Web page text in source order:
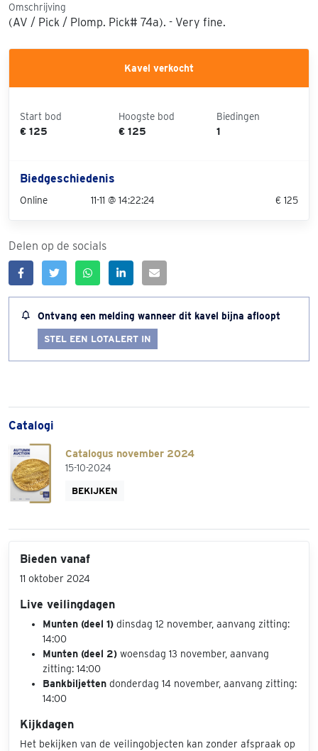
Omschrijving
(AV / Pick / Plomp. Pick# 74a). - Very fine.
Kavel verkocht
Start bod
€ 125
Hoogste bod
€ 125
Biedingen
1
Biedgeschiedenis
Online 11-11 @ 14:22:24 € 125
Delen op de socials
Ontvang een melding wanneer dit kavel bijna afloopt
STEL EEN LOTALERT IN
Catalogi
Catalogus november 2024
15-10-2024
BEKIJKEN
Bieden vanaf
11 oktober 2024
Live veilingdagen
Munten (deel 1) dinsdag 12 november, aanvang zitting:
14:00
Munten (deel 2) woensdag 13 november, aanvang
zitting: 14:00
Bankbiljetten donderdag 14 november, aanvang zitting:
14:00
Kijkdagen
Het bekijken van de veilingobjecten kan zonder afspraak op